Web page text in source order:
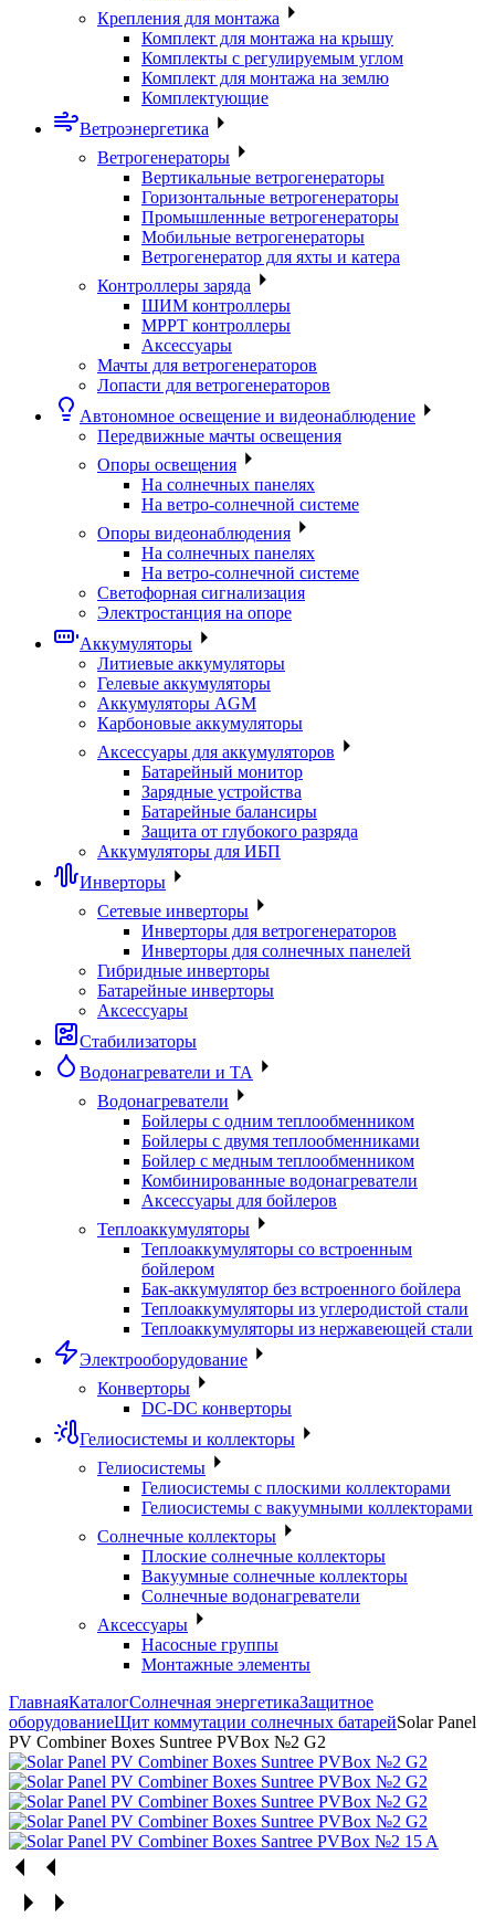
Крепления для монтажа
Комплект для монтажа на крышу
Комплекты с регулируемым углом
Комплект для монтажа на землю
Комплектующие
Ветроэнергетика
Ветрогенераторы
Вертикальные ветрогенераторы
Горизонтальные ветрогенераторы
Промышленные ветрогенераторы
Мобильные ветрогенераторы
Ветрогенератор для яхты и катера
Контроллеры заряда
ШИМ контроллеры
МРРТ контроллеры
Аксессуары
Мачты для ветрогенераторов
Лопасти для ветрогенераторов
Автономное освещение и видеонаблюдение
Передвижные мачты освещения
Опоры освещения
На солнечных панелях
На ветро-солнечной системе
Опоры видеонаблюдения
На солнечных панелях
На ветро-солнечной системе
Светофорная сигнализация
Электростанция на опоре
Аккумуляторы
Литиевые аккумуляторы
Гелевые аккумуляторы
Аккумуляторы AGM
Карбоновые аккумуляторы
Аксессуары для аккумуляторов
Батарейный монитор
Зарядные устройства
Батарейные балансиры
Защита от глубокого разряда
Аккумуляторы для ИБП
Инверторы
Сетевые инверторы
Инверторы для ветрогенераторов
Инверторы для солнечных панелей
Гибридные инверторы
Батарейные инверторы
Аксессуары
Стабилизаторы
Водонагреватели и ТА
Водонагреватели
Бойлеры с одним теплообменником
Бойлеры с двумя теплообменниками
Бойлер с медным теплообменником
Комбинированные водонагреватели
Аксессуары для бойлеров
Теплоаккумуляторы
Теплоаккумуляторы со встроенным
бойлером
Бак-аккумулятор без встроенного бойлера
Теплоаккумуляторы из углеродистой стали
Теплоаккумуляторы из нержавеющей стали
Электрооборудование
Конверторы
DC-DC конверторы
Гелиосистемы и коллекторы
Гелиосистемы
Гелиосистемы с плоскими коллекторами
Гелиосистемы с вакуумными коллекторами
Солнечные коллекторы
Плоские солнечные коллекторы
Вакуумные солнечные коллекторы
Солнечные водонагреватели
Аксессуары
Насосные группы
Монтажные элементы
ГлавнаяКаталогСолнечная энергетикаЗащитное
оборудованиеЩит коммутации солнечных батарейSolar Panel
PV Combiner Boxes Suntree PVBox №2 G2